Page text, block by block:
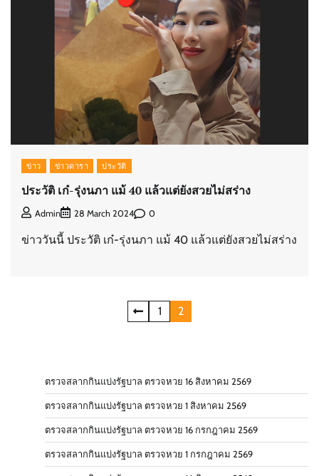
ข่าว ข่าวดารา ประวัติ
ประวัติ เก๋-รุ่งนภา แม้ 40 แล้วแต่ยังสวยไม่สร่าง
Admin 28 March 2024 0
ข่าววันนี้ ประวัติ เก๋-รุ่งนภา แม้ 40 แล้วแต่ยังสวยไม่สร่าง
1 2
ตรวจสลากกินแบ่งรัฐบาล ตรวจหวย 16 สิงหาคม 2569
ตรวจสลากกินแบ่งรัฐบาล ตรวจหวย 1 สิงหาคม 2569
ตรวจสลากกินแบ่งรัฐบาล ตรวจหวย 16 กรกฎาคม 2569
ตรวจสลากกินแบ่งรัฐบาล ตรวจหวย 1 กรกฎาคม 2569